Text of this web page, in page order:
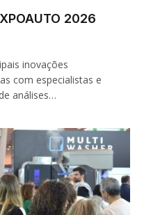
2026
inovações
com especialistas e
análises…